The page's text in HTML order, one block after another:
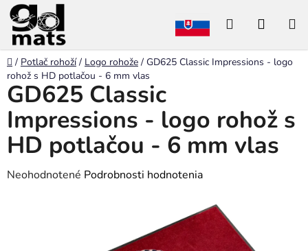
Prejsť
na
obsah
Hľadať
Domov
/ Potlač rohoží / Logo rohože / GD625 Classic Impressions - logo
rohož s HD potlačou - 6 mm vlas
GD625 Classic
Impressions - logo rohož s
HD potlačou - 6 mm vlas
Priemerné
Neohodnotené Podrobnosti hodnotenia